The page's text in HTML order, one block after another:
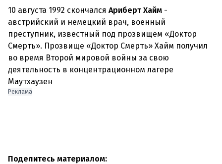
10 августа 1992 скончался Ариберт Хайм -
австрийский и немецкий врач, военный
преступник, известный под прозвищем «Доктор
Смерть». Прозвище «Доктор Смерть» Хайм получил
во время Второй мировой войны за свою
деятельность в концентрационном лагере
Маутхаузен
Реклама
Поделитесь материалом: